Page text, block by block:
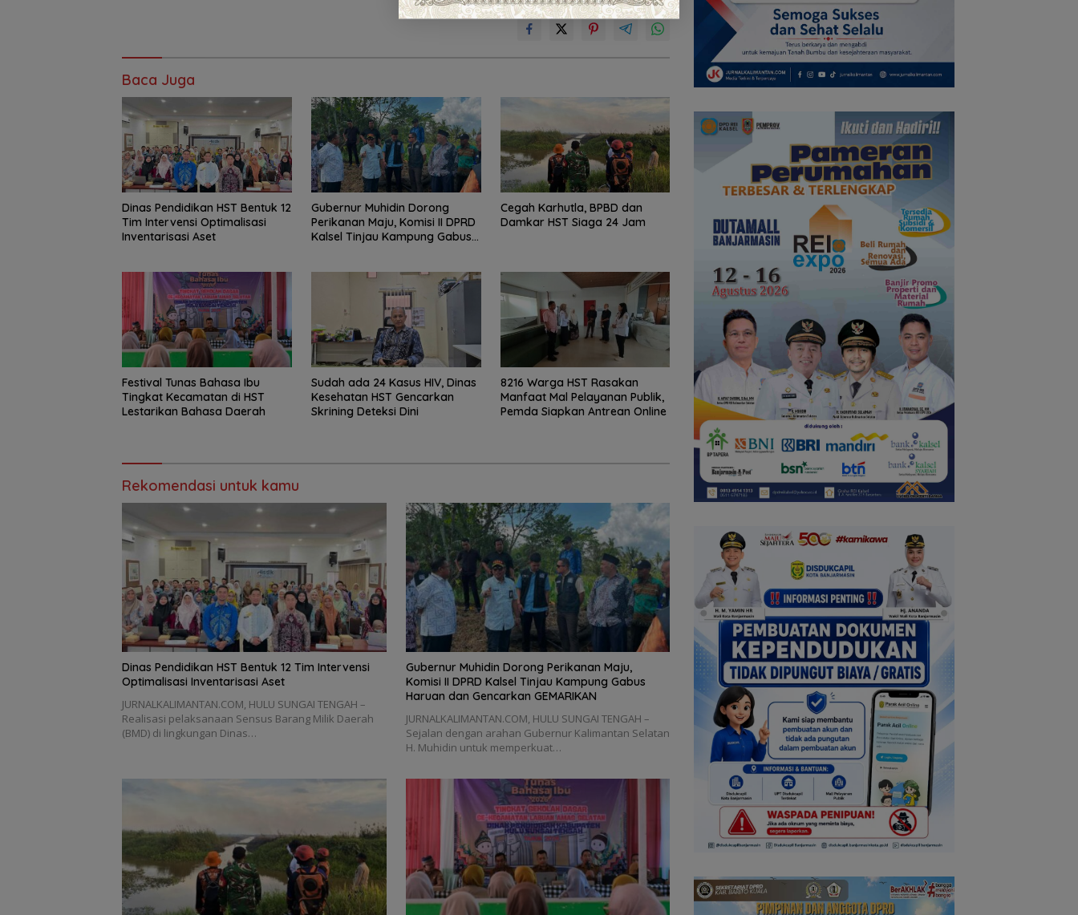
Baca Juga
Dinas Pendidikan HST Bentuk 12
Tim Intervensi Optimalisasi
Inventarisasi Aset
Gubernur Muhidin Dorong
Perikanan Maju, Komisi II DPRD
Kalsel Tinjau Kampung Gabus
Cegah Karhutla, BPBD dan
Damkar HST Siaga 24 Jam
Festival Tunas Bahasa Ibu
Tingkat Kecamatan di HST
Lestarikan Bahasa Daerah
Sudah ada 24 Kasus HIV, Dinas
Kesehatan HST Gencarkan
Skrining Deteksi Dini
8216 Warga HST Rasakan
Manfaat Mal Pelayanan Publik,
Pemda Siapkan Antrean Online
Rekomendasi untuk kamu
Dinas Pendidikan HST Bentuk 12 Tim Intervensi
Optimalisasi Inventarisasi Aset
JURNALKALIMANTAN.COM, HULU SUNGAI TENGAH –
Realisasi pelaksanaan Sensus Barang Milik Daerah
(BMD) di lingkungan Dinas…
Gubernur Muhidin Dorong Perikanan Maju,
Komisi II DPRD Kalsel Tinjau Kampung Gabus
Haruan dan Gencarkan GEMARIKAN
JURNALKALIMANTAN.COM, HULU SUNGAI TENGAH –
Sejalan dengan arahan Gubernur Kalimantan Selatan
H. Muhidin untuk memperkuat…